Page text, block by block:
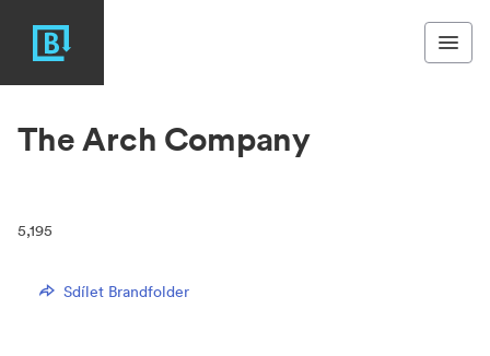
The Arch Company
5,195
Sdílet Brandfolder